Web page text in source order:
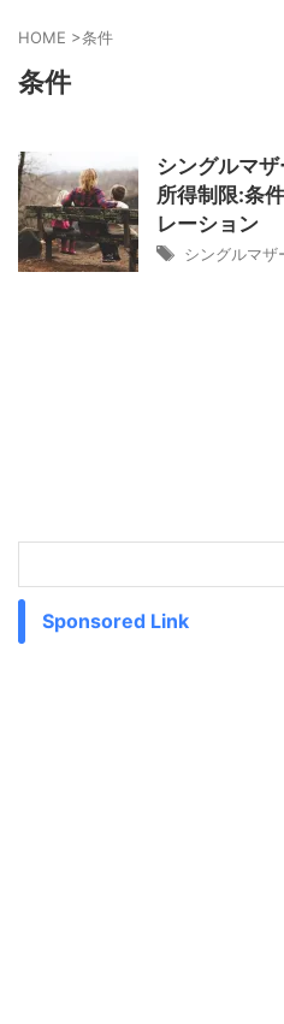
HOME >条件
条件
シングルマ
所得制限:条
レーション
シングルマザ
Sponsored Link